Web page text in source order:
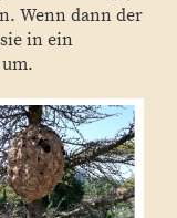
Wenn dann der
in ein